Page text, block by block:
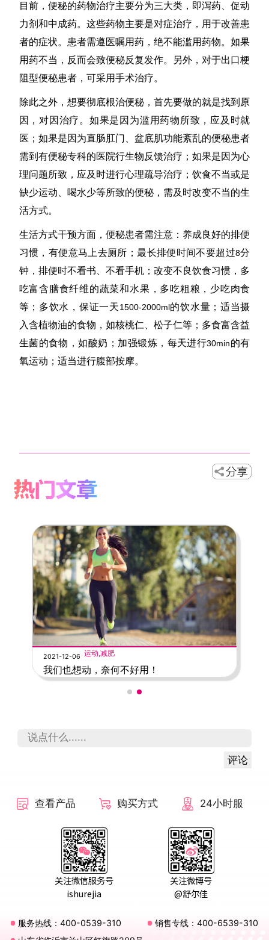
目前，便秘的药物治疗主要分为三大类，即泻药、促动
力剂和中成药。这些药物主要是对症治疗，用于改善患
者的症状。患者需遵医嘱用药，绝不能滥用药物。如果
用药不当，反而会致便秘反复发作。另外，对于出口梗
阻型便秘患者，可采用手术治疗。
除此之外，想要彻底根治便秘，首先要做的就是找到原
因，对因治疗。如果是因为滥用药物所致，应及时就
医；如果是因为直肠肛门、盆底肌功能紊乱的便秘患者
需到有便秘专科的医院行生物反馈治疗；如果是因为心
理问题所致，应及时进行心理疏导治疗；饮食不当或是
缺少运动、喝水少等所致的便秘，需及时改变不当的生
活方式。
生活方式干预方面，便秘患者需注意：养成良好的排便
习惯，有便意马上去厕所；最长排便时间不要超过8分
钟，排便时不看书、不看手机；改变不良饮食习惯，多
吃富含膳食纤维的蔬菜和水果，多吃粗粮，少吃肉食
等；多饮水，保证一天1500-2000ml的饮水量；适当摄
入含植物油的食物，如核桃仁、松子仁等；多食富含益
生菌的食物，如酸奶；加强锻炼，每天进行30min的有
氧运动；适当进行腹部按摩。
2021-12-06运动,减肥
我们也想动，奈何不好用！
评论
查看产品 购买方式
24小时服
关注微信服务号
ishurejia
关注微博号
@舒尔佳
服务热线：400-0539-310
销售专线：400-6539-310